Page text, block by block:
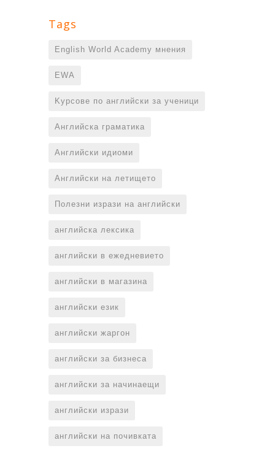
Tags
English World Academy мнения
EWA
Kурсове по английски за ученици
Английска граматика
Английски идиоми
Английски на летището
Полезни изрази на английски
английска лексика
английски в ежедневието
английски в магазина
английски език
английски жаргон
английски за бизнеса
английски за начинаещи
английски изрази
английски на почивката